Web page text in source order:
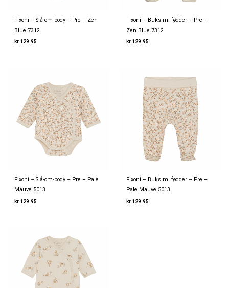
Fixoni – Slå-om-body – Pre – Zen
Blue 7312
kr.129.95
Fixoni – Buks m. fødder – Pre –
Zen Blue 7312
kr.129.95
Fixoni – Slå-om-body – Pre – Pale
Mauve 5013
kr. 129.95
Fixoni – Buks m. fødder – Pre –
Pale Mauve 5013
kr. 129.95